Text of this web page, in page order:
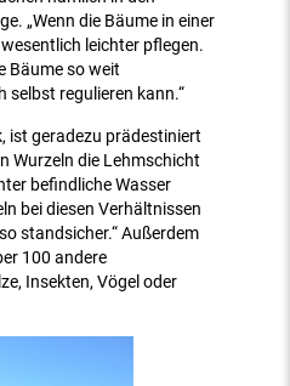
„Wenn die Bäume in einer
leichter pflegen.
Bäume so weit
selbst regulieren kann.“
ist geradezu prädestiniert
Wurzeln die Lehmschicht
befindliche Wasser
bei diesen Verhältnissen
standsicher.“ Außerdem
100 andere
Insekten, Vögel oder